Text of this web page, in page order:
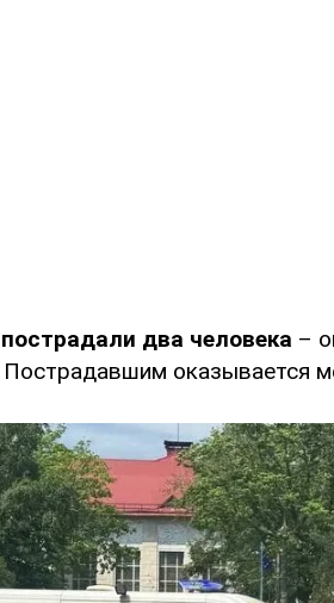
два человека –
Пострадавшим оказывается